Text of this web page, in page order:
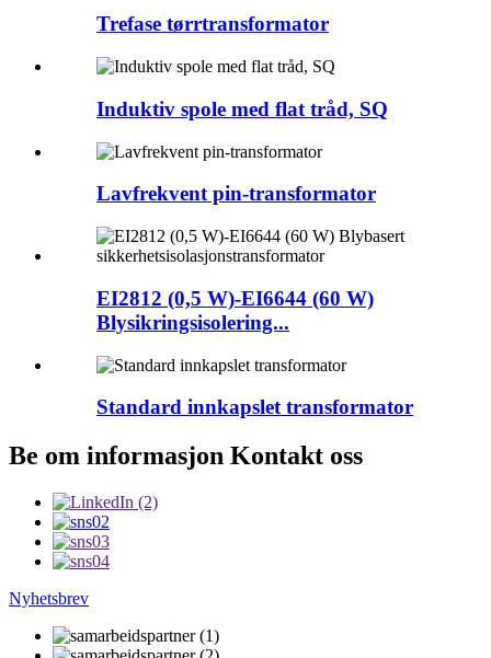
Trefase tørrtransformator
Induktiv spole med flat tråd, SQ
Lavfrekvent pin-transformator
EI2812 (0,5 W)-EI6644 (60 W)
Blysikringsisolering...
Standard innkapslet transformator
Be om informasjon Kontakt oss
Nyhetsbrev